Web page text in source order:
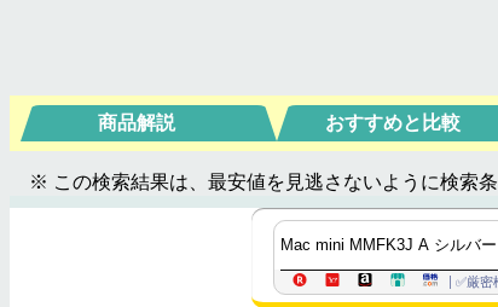
商品解説 おすすめと比較
※ この検索結果は、最安値を見逃さないように検索